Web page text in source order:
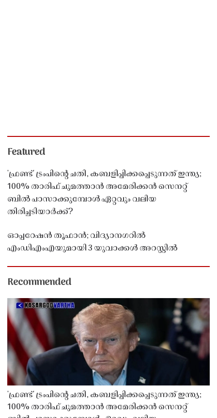
Featured
'ഫ്രണ്ട്' ട്രംപിന്റെ ചതി, കബളിപ്പിക്കപ്പെടുന്നത് ഇന്ത്യ;
100% താരിഫ് ചുമത്താൻ അമേരിക്കൻ സെനറ്റ്
ബിൽ പാസാക്കുമ്പോൾ ഏറ്റവും വലിയ
തിരിച്ചടിയാർക്ക്?
ഓപ്പറേഷൻ തൂഫാൻ; വിദ്യാനഗറിൽ
എംഡിഎംഎയുമായി 3 യുവാക്കൾ അറസ്റ്റിൽ
Recommended
'ഫ്രണ്ട്' ട്രംപിന്റെ ചതി, കബളിപ്പിക്കപ്പെടുന്നത് ഇന്ത്യ;
100% താരിഫ് ചുമത്താൻ അമേരിക്കൻ സെനറ്റ്